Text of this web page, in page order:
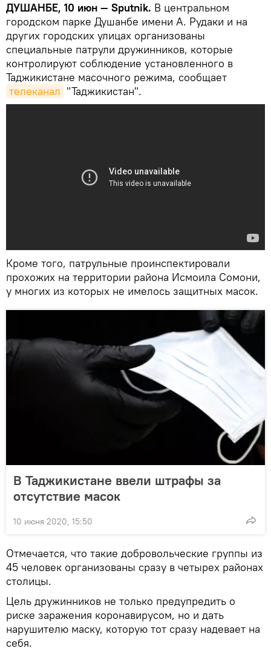
ДУШАНБЕ, 10 июн — Sputnik. В центральном
городском парке Душанбе имени А. Рудаки и на
других городских улицах организованы
специальные патрули дружинников, которые
контролируют соблюдение установленного в
Таджикистане масочного режима, сообщает
телеканал "Таджикистан".
Кроме того, патрульные проинспектировали
прохожих на территории района Исмоила Сомони,
у многих из которых не имелось защитных масок.
В Таджикистане ввели штрафы за
отсутствие масок
10 июня 2020, 15:50
Отмечается, что такие добровольческие группы из
45 человек организованы сразу в четырех районах
столицы.
Цель дружинников не только предупредить о
риске заражения коронавирусом, но и дать
нарушителю маску, которую тот сразу надевает на
себя.